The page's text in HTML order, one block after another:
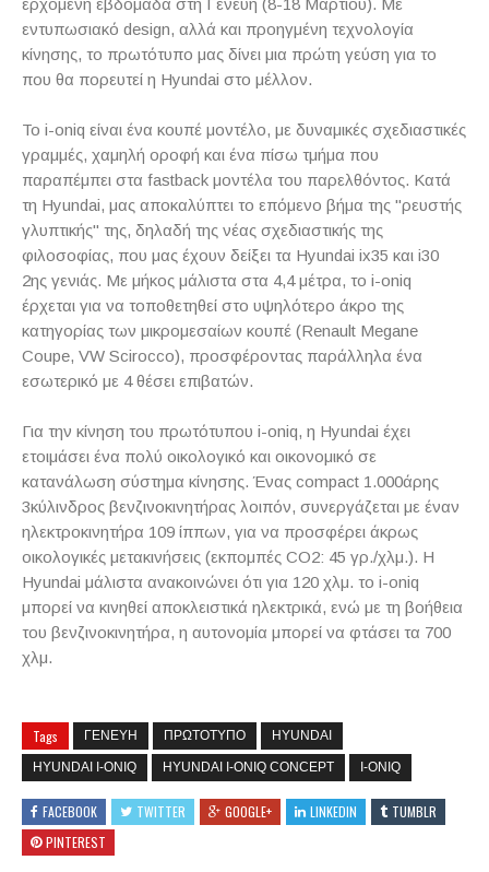
ερχόμενη εβδομάδα στη Γενεύη (8-18 Μαρτίου). Με
εντυπωσιακό design, αλλά και προηγμένη τεχνολογία
κίνησης, το πρωτότυπο μας δίνει μια πρώτη γεύση για το
που θα πορευτεί η Hyundai στο μέλλον.
Το i-oniq είναι ένα κουπέ μοντέλο, με δυναμικές σχεδιαστικές
γραμμές, χαμηλή οροφή και ένα πίσω τμήμα που
παραπέμπει στα fastback μοντέλα του παρελθόντος. Κατά
τη Hyundai, μας αποκαλύπτει το επόμενο βήμα της "ρευστής
γλυπτικής" της, δηλαδή της νέας σχεδιαστικής της
φιλοσοφίας, που μας έχουν δείξει τα Hyundai ix35 και i30
2ης γενιάς. Με μήκος μάλιστα στα 4,4 μέτρα, το i-oniq
έρχεται για να τοποθετηθεί στο υψηλότερο άκρο της
κατηγορίας των μικρομεσαίων κουπέ (Renault Megane
Coupe, VW Scirocco), προσφέροντας παράλληλα ένα
εσωτερικό με 4 θέσει επιβατών.
Για την κίνηση του πρωτότυπου i-oniq, η Hyundai έχει
ετοιμάσει ένα πολύ οικολογικό και οικονομικό σε
κατανάλωση σύστημα κίνησης. Ένας compact 1.000άρης
3κύλινδρος βενζινοκινητήρας λοιπόν, συνεργάζεται με έναν
ηλεκτροκινητήρα 109 ίππων, για να προσφέρει άκρως
οικολογικές μετακινήσεις (εκπομπές CO2: 45 γρ./χλμ.). Η
Hyundai μάλιστα ανακοινώνει ότι για 120 χλμ. το i-oniq
μπορεί να κινηθεί αποκλειστικά ηλεκτρικά, ενώ με τη βοήθεια
του βενζινοκινητήρα, η αυτονομία μπορεί να φτάσει τα 700
χλμ.
Tags ΓΕΝΕΥΗ ΠΡΩΤΟΤΥΠΟ HYUNDAI
HYUNDAI I-ONIQ HYUNDAI I-ONIQ CONCEPT I-ONIQ
FACEBOOK TWITTER GOOGLE+ LINKEDIN
TUMBLR
PINTEREST